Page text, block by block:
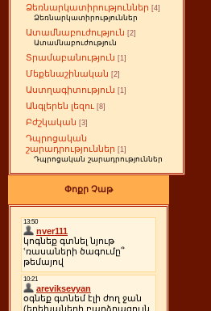
Ձեռնարկատիրություններ [4]
Ձեռնարկատիրություններ
Ատամնաբուժություն [2]
Ատամնաբուժություն
Տրամաբանություն [1]
Մեքենաշինական [2]
Աստղագիտություն [1]
Անգլերեն լեզու [8]
Բժշկական [3]
Դպրոցական
շարադրություններ [1]
Դպրոցական շարադրություններ
Փոքր Չաթ